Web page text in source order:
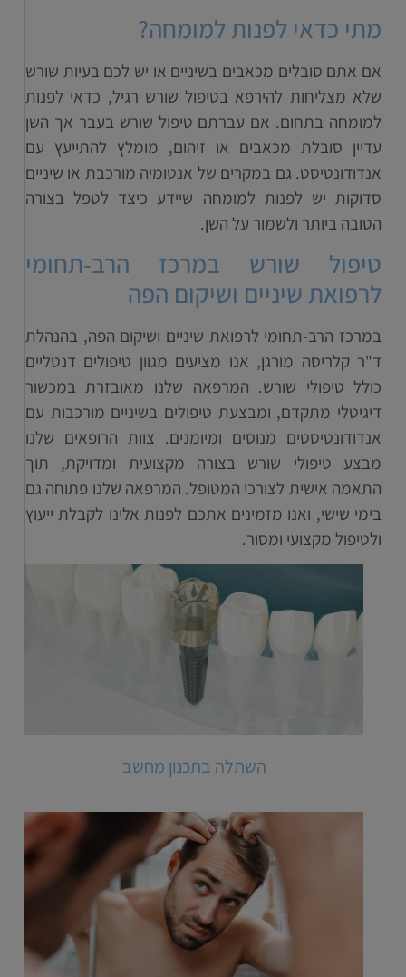
מתי כדאי לפנות למומחה?
אם אתם סובלים מכאבים בשיניים או יש לכם בעיות שורש
שלא מצליחות להירפא בטיפול שורש רגיל, כדאי לפנות
למומחה בתחום. אם עברתם טיפול שורש בעבר אך השן
עדיין סובלת מכאבים או זיהום, מומלץ להתייעץ עם
אנדודונטיסט. גם במקרים של אנטומיה מורכבת או שיניים
סדוקות יש לפנות למומחה שיידע כיצד לטפל בצורה
הטובה ביותר ולשמור על השן.
טיפול שורש במרכז הרב-תחומי
לרפואת שיניים ושיקום הפה
במרכז הרב-תחומי לרפואת שיניים ושיקום הפה, בהנהלת
ד"ר קלריסה מורגן, אנו מציעים מגוון טיפולים דנטליים
כולל טיפולי שורש. המרפאה שלנו מאובזרת במכשור
דיגיטלי מתקדם, ומבצעת טיפולים בשיניים מורכבות עם
אנדודונטיסטים מנוסים ומיומנים. צוות הרופאים שלנו
מבצע טיפולי שורש בצורה מקצועית ומדויקת, תוך
התאמה אישית לצורכי המטופל. המרפאה שלנו פתוחה גם
בימי שישי, ואנו מזמינים אתכם לפנות אלינו לקבלת ייעוץ
ולטיפול מקצועי ומסור.
השתלה בתכנון מחשב